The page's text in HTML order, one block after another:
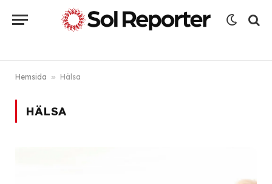
Hemsida » Hälsa
HÄLSA